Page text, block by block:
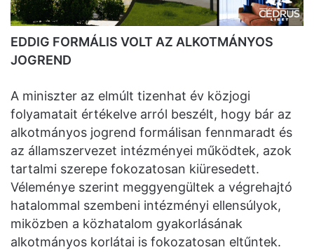
EDDIG FORMÁLIS VOLT AZ ALKOTMÁNYOS
JOGREND
A miniszter az elmúlt tizenhat év közjogi
folyamatait értékelve arról beszélt, hogy bár az
alkotmányos jogrend formálisan fennmaradt és
az államszervezet intézményei működtek, azok
tartalmi szerepe fokozatosan kiüresedett.
Véleménye szerint meggyengültek a végrehajtó
hatalommal szembeni intézményi ellensúlyok,
miközben a közhatalom gyakorlásának
alkotmányos korlátai is fokozatosan eltűntek.